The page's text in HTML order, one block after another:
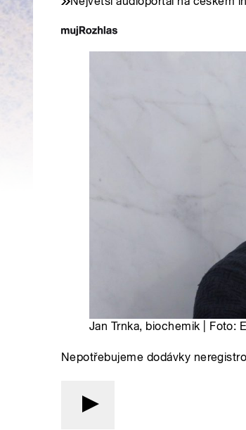
Jan Trnka, biochemik | Foto:
Nepotřebujeme dodávky